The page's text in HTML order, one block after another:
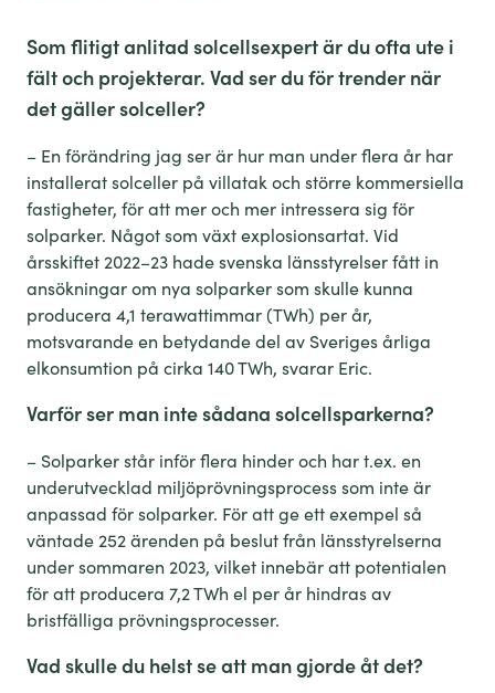
Som flitigt anlitad solcellsexpert är du ofta ute i
fält och projekterar. Vad ser du för trender när
det gäller solceller?
– En förändring jag ser är hur man under flera år har
installeratsolceller på villatak och större kommersiella
fastigheter, för att mer och mer intressera sig för
solparker. Något som växtexplosionsartat. Vid
årsskiftet 2022–23 hade svenska länsstyrelser fått in
ansökningar om nya solparkersom skulle kunna
producera 4,1 terawattimmar (TWh) per år,
motsvarande en betydande del av Sveriges årliga
elkonsumtion på cirka 140 TWh, svarar Eric.
Varför ser man inte sådana solcellsparkerna?
– Solparkerstår inför flera hinderoch hart.ex. en
underutvecklad miljöprövningsprocesssom inte är
anpassad försolparker. För att ge ett exempel så
väntade 252 ärenden på beslut från länsstyrelserna
under sommaren 2023, vilket innebär att potentialen
för att producera 7,2 TWh el per år hindras av
bristfälliga prövningsprocesser.
Vad skulle du helst se att man gjorde åt det?